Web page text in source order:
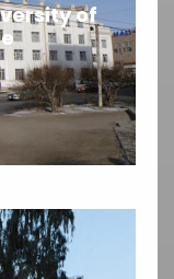
of